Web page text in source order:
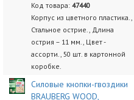
Код товара: 47440
Корпус из цветного пластика.,
Стальное острие., Длина
острия – 11 мм., Цвет -
ассорти., 50 шт. в картонной
коробке.
Силовые кнопки-гвоздики
BRAUBERG WOOD,